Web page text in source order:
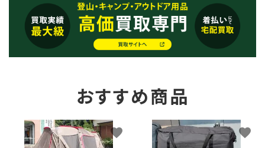
おすすめ商品
favorite favorite